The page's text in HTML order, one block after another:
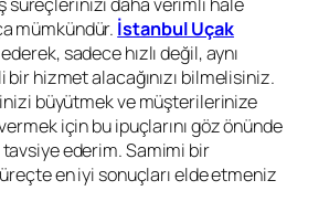
mümkündür. İstanbul Uçak
sadece hızlı değil, aynı
hizmet alacağınızı bilmelisiniz.
büyütmek ve müşterilerinize
için bu ipuçlarını göz önünde
tavsiye ederim. Samimi bir
en iyi sonuçları elde etmeniz